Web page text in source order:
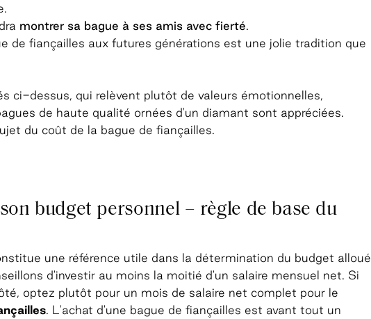
montrer sa bague à ses amis avec fierté
de fiançailles aux futures générations est une jolie tradition que
ci-dessus, qui relèvent plutôt de valeurs émotionnelles,
de haute qualité ornées d'un diamant sont appréciées.
du coût de la bague de fiançailles.
budget personnel – règle de base du
une référence utile dans la détermination du budget alloué
d'investir au moins la moitié d'un salaire mensuel net. Si
optez plutôt pour un mois de salaire net complet pour le
. L'achat d'une bague de fiançailles est avant tout un